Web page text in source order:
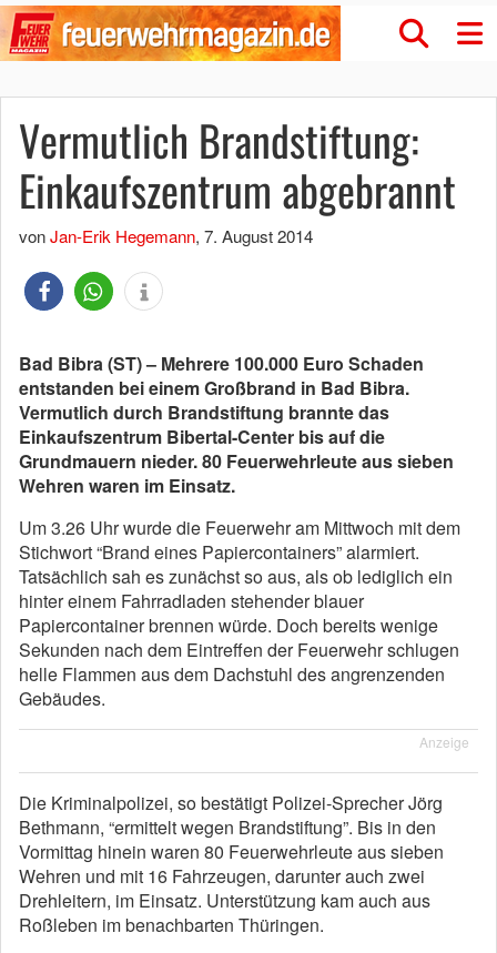
Vermutlich Brandstiftung:
Einkaufszentrum abgebrannt
vonJan-Erik Hegemann, 7. August 2014
Bad Bibra (ST) – Mehrere 100.000 Euro Schaden
entstanden bei einem Großbrand in Bad Bibra.
Vermutlich durch Brandstiftung brannte das
Einkaufszentrum Bibertal-Center bis auf die
Grundmauern nieder. 80 Feuerwehrleute aus sieben
Wehren waren im Einsatz.
Um 3.26 Uhr wurde die Feuerwehr am Mittwoch mit dem
Stichwort “Brand eines Papiercontainers” alarmiert.
Tatsächlich sah es zunächst so aus, als ob lediglich ein
hinter einem Fahrradladen stehender blauer
Papiercontainer brennen würde. Doch bereits wenige
Sekunden nach dem Eintreffen der Feuerwehr schlugen
helle Flammen aus dem Dachstuhl des angrenzenden
Gebäudes.
Anzeige
Die Kriminalpolizei, so bestätigt Polizei-Sprecher Jörg
Bethmann, “ermittelt wegen Brandstiftung”. Bis in den
Vormittag hinein waren 80 Feuerwehrleute aus sieben
Wehren und mit 16 Fahrzeugen, darunter auch zwei
Drehleitern, im Einsatz. Unterstützung kam auch aus
Roßleben im benachbarten Thüringen.